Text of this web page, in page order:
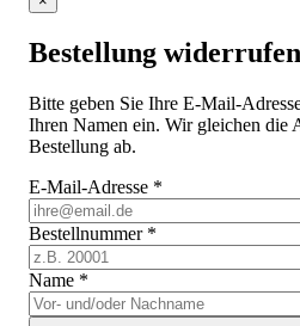
Bestellung widerrufen
Bitte geben Sie Ihre E-Mail-
Ihren Namen ein. Wir gleichen die
Bestellung ab.
E-Mail-Adresse *
Bestellnummer *
Name *